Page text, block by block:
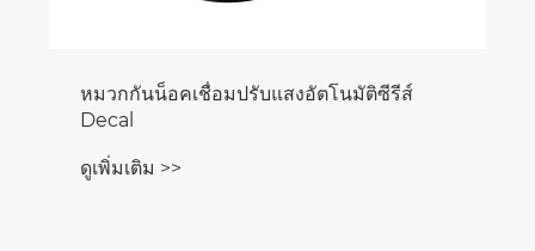
หมวกกันน็อคเชื่อมปรับแสงอัตโนมัติซีรีส์
Decal
ดูเพิ่มเติม >>